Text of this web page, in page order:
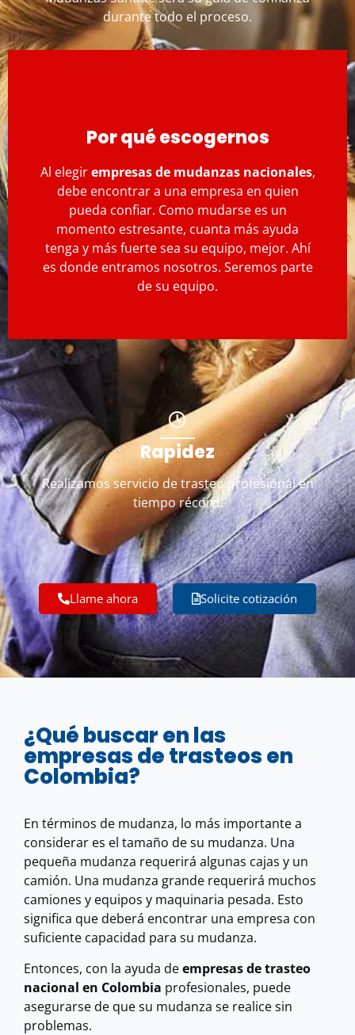
durante todo el proceso.
Por qué escogernos
Al elegirempresas de mudanzas nacionales,
debe encontrar a una empresa en quien
pueda confiar. Como mudarse es un
momento estresante, cuanta más ayuda
tenga y más fuerte sea su equipo, mejor. Ahí
es donde entramos nosotros. Seremos parte
de su equipo.
Rapidez
Realizamos servicio de trasteo profesional en
tiempo récord.
Llame ahora Solicite cotización
¿Qué buscar en las
empresas de trasteos en
Colombia?
En términos de mudanza, lo más importante a
considerar es el tamaño de su mudanza. Una
pequeña mudanza requerirá algunas cajas y un
camión. Una mudanza grande requerirá muchos
camiones y equipos y maquinaria pesada. Esto
significa que deberá encontrar una empresa con
suficiente capacidad para su mudanza.
Entonces, con la ayuda deempresas de trasteo
nacional en Colombia profesionales, puede
asegurarse de que su mudanza se realice sin
problemas.